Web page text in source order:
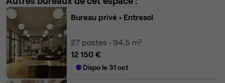
Bureau privé • Entresol
27 postes • 94,5 m²
12 150 €
Dispo le 31 oct